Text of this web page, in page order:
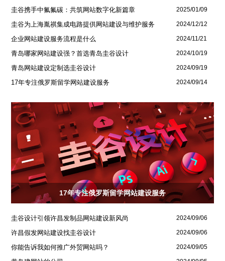
圭谷携手中氟氟碳：共筑网站数字化新篇章 2025/01/09
圭谷为上海胤祺集成电路提供网站建设与维护服务 2024/12/12
企业网站建设服务流程是什么 2024/11/21
青岛哪家网站建设强？首选青岛圭谷设计 2024/10/19
青岛网站建设定制选圭谷设计 2024/09/19
17年专注俄罗斯留学网站建设服务 2024/09/14
17年专注俄罗斯留学网站建设服务
圭谷设计引领许昌发制品网站建设新风尚 2024/09/06
许昌假发网站建设找圭谷设计 2024/09/06
你能告诉我如何推广外贸网站吗？ 2024/09/05